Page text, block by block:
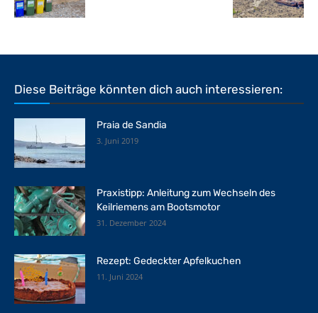
Diese Beiträge könnten dich auch interessieren:
Praia de Sandia
3. Juni 2019
Praxistipp: Anleitung zum Wechseln des
Keilriemens am Bootsmotor
31. Dezember 2024
Rezept: Gedeckter Apfelkuchen
11. Juni 2024